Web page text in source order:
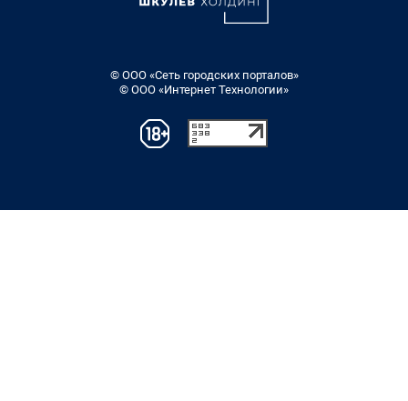
© ООО «Сеть городских порталов»
© ООО «Интернет Технологии»